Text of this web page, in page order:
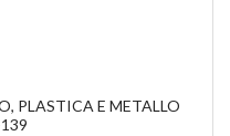
PLASTICA E METALLO